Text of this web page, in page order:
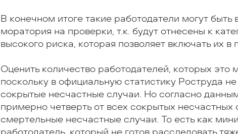
В конечном итоге такие работодатели могут
моратория на проверки, т.к. будут отнесены к
высокого риска, которая позволяет включать их в
Оценить количество работодателей, которых это
поскольку в официальную статистику Роструда
сокрытые несчастные случаи. Но согласно
примерно четверть от всех сокрытых несчастных
смертельные несчастные случаи. То есть как